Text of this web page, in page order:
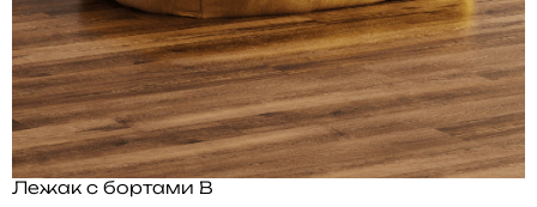
Лежак с бортами B